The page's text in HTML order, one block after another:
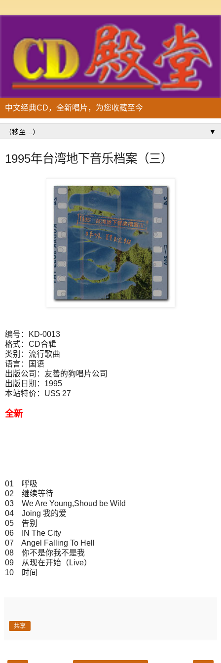
中文经典CD，全新唱片，为您收藏至今
▼
1995年台湾地下音乐档案（三）
编号：KD-0013
格式：CD合辑
类别：流行歌曲
语言：国语
出版公司：友善的狗唱片公司
出版日期：1995
本站特价：US$ 27
全新
01 呼吸
02 继续等待
03 We Are Young,Shoud be Wild
04 Joing 我的爱
05 告别
06 IN The City
07 Angel Falling To Hell
08 你不是你我不是我
09 从现在开始（Live）
10 时间
共享